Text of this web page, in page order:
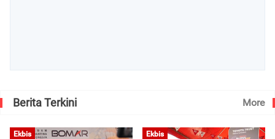
Berita Terkini More
Ekbis Ekbis